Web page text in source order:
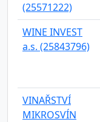
(25571222)
WINE INVEST
a.s. (25843796)
VINAŘSTVÍ
MIKROSVÍN